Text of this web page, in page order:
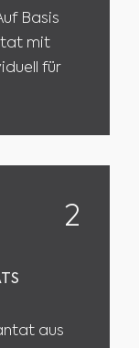
Basis
mit
für
2
aus